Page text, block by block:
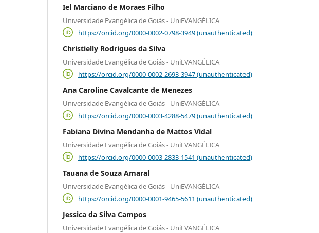
Iel Marciano de Moraes Filho
Universidade Evangélica de Goiás - UniEVANGÉLICA
https://orcid.org/0000-0002-0798-3949 (unauthenticated)
Christielly Rodrigues da Silva
Universidade Evangélica de Goiás - UniEVANGÉLICA
https://orcid.org/0000-0002-2693-3947 (unauthenticated)
Ana Caroline Cavalcante de Menezes
Universidade Evangélica de Goiás - UniEVANGÉLICA
https://orcid.org/0000-0003-4288-5479 (unauthenticated)
Fabiana Divina Mendanha de Mattos Vidal
Universidade Evangélica de Goiás - UniEVANGÉLICA
https://orcid.org/0000-0003-2833-1541 (unauthenticated)
Tauana de Souza Amaral
Universidade Evangélica de Goiás - UniEVANGÉLICA
https://orcid.org/0000-0001-9465-5611 (unauthenticated)
Jessica da Silva Campos
Universidade Evangélica de Goiás - UniEVANGÉLICA